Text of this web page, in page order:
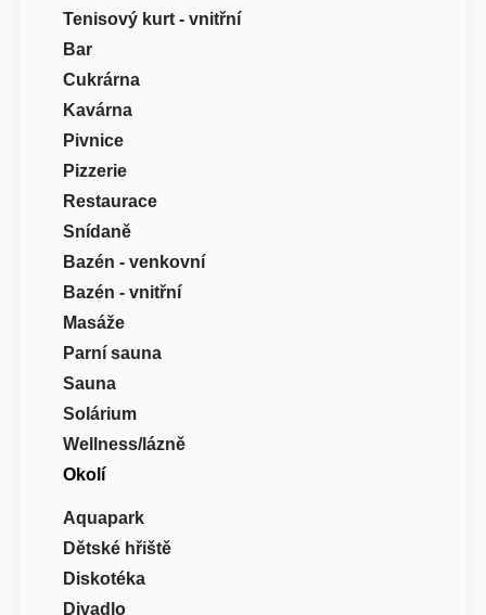
Tenisový kurt - vnitřní
Bar
Cukrárna
Kavárna
Pivnice
Pizzerie
Restaurace
Snídaně
Bazén - venkovní
Bazén - vnitřní
Masáže
Parní sauna
Sauna
Solárium
Wellness/lázně
Okolí
Aquapark
Dětské hřiště
Diskotéka
Divadlo